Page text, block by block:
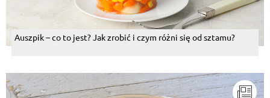
Auszpik – co to jest? Jak zrobić i czym różni się od sztamu?